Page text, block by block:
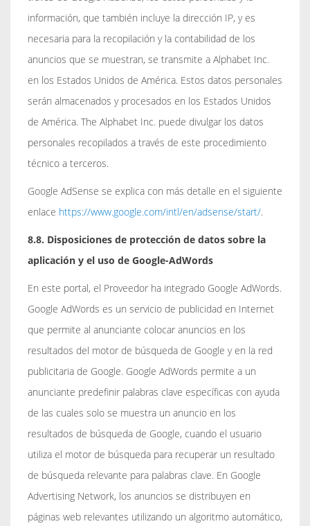
información, que también incluye la dirección IP, y es
necesaria para la recopilación y la contabilidad de los
anuncios que se muestran, se transmite a Alphabet Inc.
en los Estados Unidos de América. Estos datos personales
serán almacenados y procesados en los Estados Unidos
de América. The Alphabet Inc. puede divulgar los datos
personales recopilados a través de este procedimiento
técnico a terceros.
Google AdSense se explica con más detalle en el siguiente
enlace https://www.google.com/intl/en/adsense/start/.
8.8. Disposiciones de protección de datos sobre la
aplicación y el uso de Google-AdWords
En este portal, el Proveedor ha integrado Google AdWords.
Google AdWords es un servicio de publicidad en Internet
que permite al anunciante colocar anuncios en los
resultados del motor de búsqueda de Google y en la red
publicitaria de Google. Google AdWords permite a un
anunciante predefinir palabras clave específicas con ayuda
de las cuales solo se muestra un anuncio en los
resultados de búsqueda de Google, cuando el usuario
utiliza el motor de búsqueda para recuperar un resultado
de búsqueda relevante para palabras clave. En Google
Advertising Network, los anuncios se distribuyen en
páginas web relevantes utilizando un algoritmo automático,